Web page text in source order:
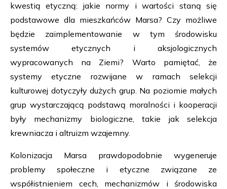
kwestią etyczną: jakie normy i wartości staną się
podstawowe dla mieszkańców Marsa? Czy możliwe
będzie zaimplementowanie w tym środowisku
systemów etycznych i aksjologicznych
wypracowanych na Ziemi? Warto pamiętać, że
systemy etyczne rozwijane w ramach selekcji
kulturowej dotyczyły dużych grup. Na poziomie małych
grup wystarczającą podstawą moralności i kooperacji
były mechanizmy biologiczne, takie jak selekcja
krewniacza i altruizm wzajemny.
Kolonizacja Marsa prawdopodobnie wygeneruje
problemy społeczne i etyczne związane ze
współistnieniem cech, mechanizmów i środowiska